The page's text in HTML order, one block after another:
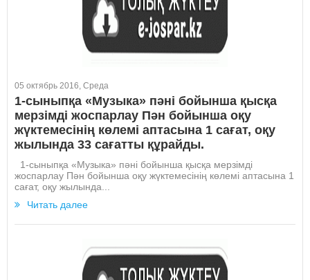
05 октябрь 2016, Среда
1-сыныпқа «Музыка» пәні бойынша қысқа
мерзімді жоспарлау Пән бойынша оқу
жүктемесінің көлемі аптасына 1 сағат, оқу
жылында 33 сағатты құрайды.
1-сыныпқа «Музыка» пәні бойынша қысқа мерзімді
жоспарлау Пән бойынша оқу жүктемесінің көлемі аптасына 1
сағат, оқу жылында...
Читать далее